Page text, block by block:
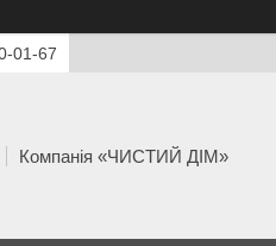
01-67
Компанія «ЧИСТИЙ ДІМ»